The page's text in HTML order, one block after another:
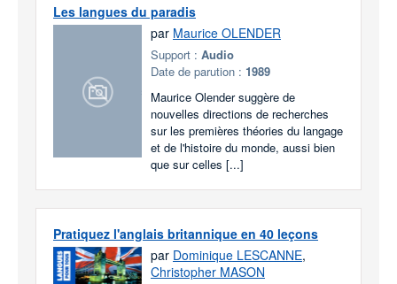
Les langues du paradis
par Maurice OLENDER
Support : Audio
Date de parution : 1989
Maurice Olender suggère de
nouvelles directions de recherches
sur les premières théories du langage
et de l'histoire du monde, aussi bien
que sur celles [...]
Pratiquez l'anglais britannique en 40 leçons
par Dominique LESCANNE,
Christopher MASON